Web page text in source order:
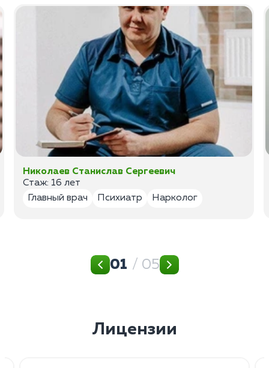
Николаев Станислав Сергеевич
Стаж: 16 лет
Главный врач
Психиатр Нарколог
01 / 05
Лицензии